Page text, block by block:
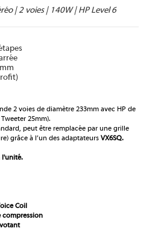
| 2 voies | 140W | HP Level 6
2 voies de diamètre 233mm avec HP de
25mm).
peut être remplacée par une grille
grâce à l’un des adaptateurs VX6SQ.
l'unité.
Coil
compression